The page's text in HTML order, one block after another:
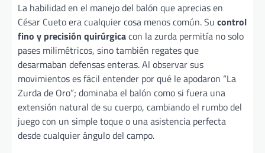
La habilidad en el manejo del balón que aprecias en
César Cueto era cualquier cosa menos común. Su control
fino y precisión quirúrgicacon la zurda permitía no solo
pases milimétricos, sino también regates que
desarmaban defensas enteras. Al observar sus
movimientos es fácil entender por qué le apodaron “La
Zurda de Oro”; dominaba el balón como si fuera una
extensión natural de su cuerpo, cambiando el rumbo del
juego con un simple toque o una asistencia perfecta
desde cualquier ángulo del campo.